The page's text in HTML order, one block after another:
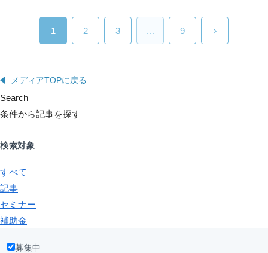
1 2 3 … 9
メディアTOPに戻る
Search
条件から記事を探す
検索対象
すべて
記事
セミナー
補助金
募集中